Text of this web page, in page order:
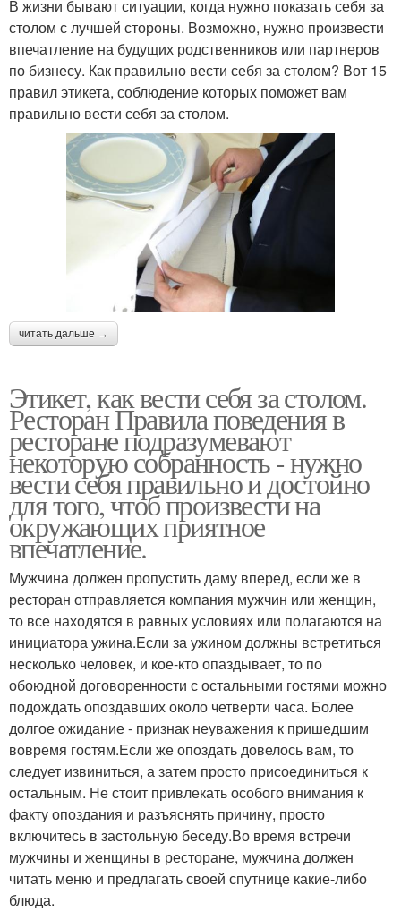
В жизни бывают ситуации, когда нужно показать себя за
столом с лучшей стороны. Возможно, нужно произвести
впечатление на будущих родственников или партнеров
по бизнесу. Как правильно вести себя за столом? Вот 15
правил этикета, соблюдение которых поможет вам
правильно вести себя за столом.
читать дальше →
Этикет, как вести себя за столом.
Ресторан Правила поведения в
ресторане подразумевают
некоторую собранность - нужно
вести себя правильно и достойно
для того, чтоб произвести на
окружающих приятное
впечатление.
Мужчина должен пропустить даму вперед, если же в
ресторан отправляется компания мужчин или женщин,
то все находятся в равных условиях или полагаются на
инициатора ужина.Если за ужином должны встретиться
несколько человек, и кое-кто опаздывает, то по
обоюдной договоренности с остальными гостями можно
подождать опоздавших около четверти часа. Более
долгое ожидание - признак неуважения к пришедшим
вовремя гостям.Если же опоздать довелось вам, то
следует извиниться, а затем просто присоединиться к
остальным. Не стоит привлекать особого внимания к
факту опоздания и разъяснять причину, просто
включитесь в застольную беседу.Во время встречи
мужчины и женщины в ресторане, мужчина должен
читать меню и предлагать своей спутнице какие-либо
блюда.